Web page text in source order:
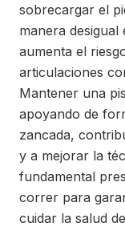
sobrecargar el
manera
aumenta el
articulaciones
Mantener una
apoyando de
zancada,
y a mejorar la
fundamental
correr para
cuidar la salud